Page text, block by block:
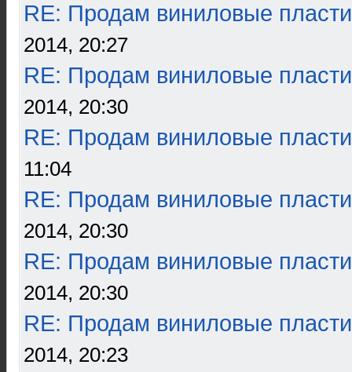
RE: Продам виниловые
2014, 20:27
RE: Продам виниловые
2014, 20:30
RE: Продам виниловые
11:04
RE: Продам виниловые
2014, 20:30
RE: Продам виниловые
2014, 20:30
RE: Продам виниловые
2014, 20:23